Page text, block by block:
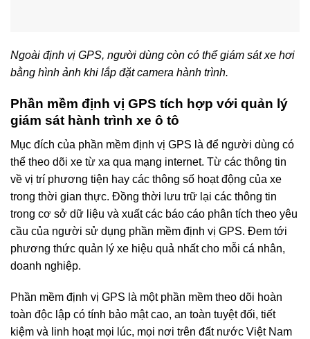
Ngoài định vị GPS, người dùng còn có thể giám sát xe hơi
bằng hình ảnh khi lắp đặt camera hành trình.
Phần mềm định vị GPS tích hợp với quản lý
giám sát hành trình xe ô tô
Mục đích của phần mềm định vị GPS là để người dùng có
thể theo dõi xe từ xa qua mạng internet. Từ các thông tin
về vị trí phương tiện hay các thông số hoạt động của xe
trong thời gian thực. Đồng thời lưu trữ lại các thông tin
trong cơ sở dữ liệu và xuất các báo cáo phân tích theo yêu
cầu của người sử dụng phần mềm định vị GPS. Đem tới
phương thức quản lý xe hiệu quả nhất cho mỗi cá nhân,
doanh nghiệp.
Phần mềm định vị GPS là một phần mềm theo dõi hoàn
toàn độc lập có tính bảo mật cao, an toàn tuyệt đối, tiết
kiệm và linh hoạt mọi lúc, mọi nơi trên đất nước Việt Nam